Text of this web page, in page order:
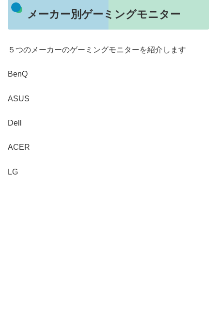
メーカー別ゲーミングモニター
５つのメーカーのゲーミングモニターを紹介します
BenQ
ASUS
Dell
ACER
LG